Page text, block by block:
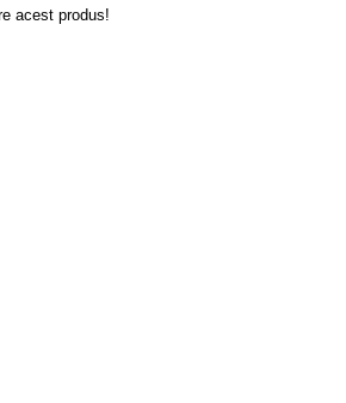
acest produs!